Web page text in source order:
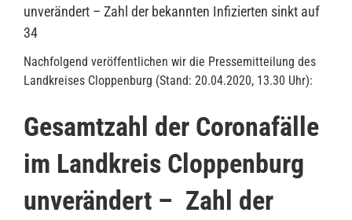
unverändert – Zahl der bekannten Infizierten sinkt auf
34
Nachfolgend veröffentlichen wir die Pressemitteilung des
Landkreises Cloppenburg (Stand: 20.04.2020, 13.30 Uhr):
Gesamtzahl der Coronafälle
im Landkreis Cloppenburg
unverändert – Zahl der